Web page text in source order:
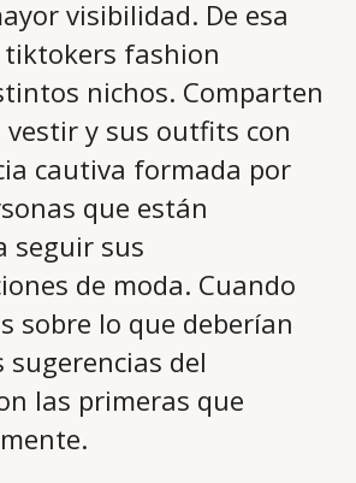
visibilidad. De esa
tiktokers fashion
nichos. Comparten
y sus outfits con
cautiva formada por
que están
seguir sus
de moda. Cuando
sobre lo que deberían
sugerencias del
las primeras que